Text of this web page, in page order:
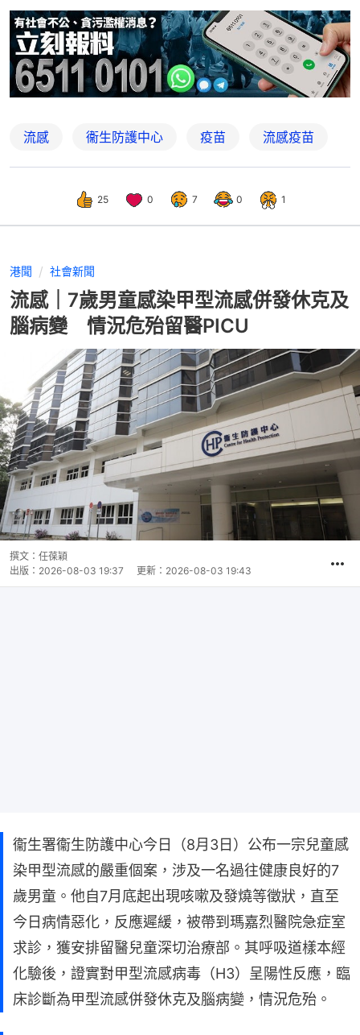
流感 衞生防護中心 疫苗 流感疫苗
25 0 7 0 1
港聞 社會新聞
流感｜7歲男童感染甲型流感併發休克及
腦病變 情況危殆留醫PICU
撰文： 任葆穎
出版： 2026-08-03 19:37 更新： 2026-08-03 19:43
​衞生署衞生防護中心今日（8月3日）公布一宗兒童感
染甲型流感的嚴重個案，涉及一名過往健康良好的7
歲男童。他自7月底起出現咳嗽及發燒等徵狀，直至
今日病情惡化，反應遲緩，被帶到瑪嘉烈醫院急症室
求診，獲安排留醫兒童深切治療部。其呼吸道樣本經
化驗後，證實對甲型流感病毒（H3）呈陽性反應，臨
床診斷為甲型流感併發休克及腦病變，情況危殆。